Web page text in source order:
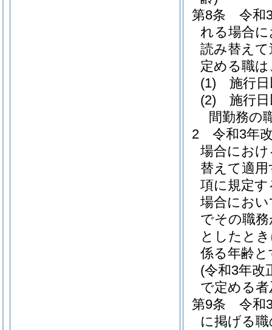
第8条
令和
れる場合
読み替え
定める職
(1)
施行
(2)
施行
間勤務の
2
令和3年
場合にお
替えて適
項に規定
場合にお
でその職
としたと
係る年齢
(令和3年改
で定める
第9条
令和
に掲げる